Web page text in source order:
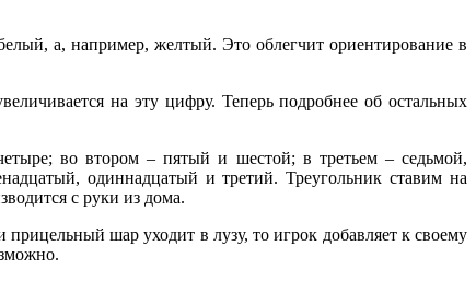
а, например, желтый. Это облегчит ориентирование в
на эту цифру. Теперь подробнее об остальных
во втором – пятый и шестой; в третьем – седьмой,
одиннадцатый и третий. Треугольник ставим на
с руки из дома.
шар уходит в лузу, то игрок добавляет к своему